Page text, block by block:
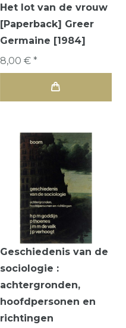
Het lot van de vrouw
[Paperback] Greer
Germaine [1984]
8,00 € *
Geschiedenis van de
sociologie :
achtergronden,
hoofdpersonen en
richtingen